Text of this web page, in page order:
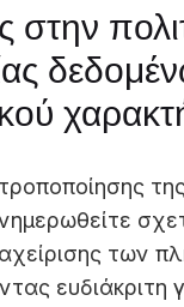
στην
των
ευδιάκριτη